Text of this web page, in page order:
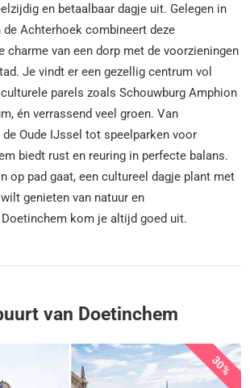
en betaalbaar dagje uit. Gelegen in
de Achterhoek combineert deze
charme van een dorp met de voorzieningen
Je vindt er een gezellig centrum vol
parels zoals Schouwburg Amphion
én verrassend veel groen. Van
Oude IJssel tot speelparken voor
biedt rust en reuring in perfecte balans.
op pad gaat, een cultureel dagje plant met
genieten van natuur en
kom je altijd goed uit.
van Doetinchem
30%